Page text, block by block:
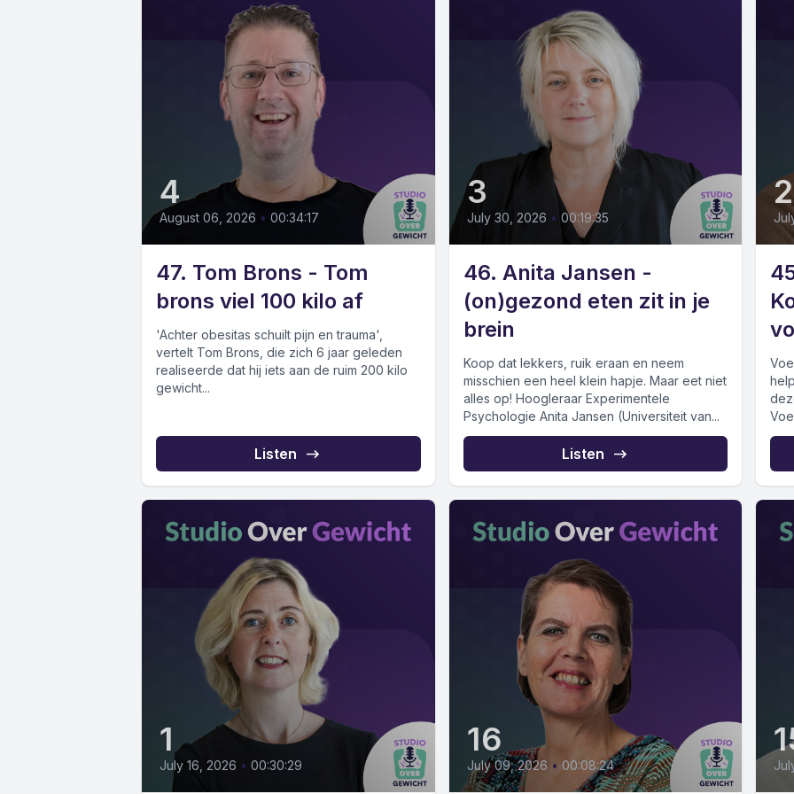
4
August 06, 2026 • 00:34:17
47. Tom Brons - Tom
brons viel 100 kilo af
'Achter obesitas schuilt pijn en trauma',
vertelt Tom Brons, die zich 6 jaar geleden
realiseerde dat hij iets aan de ruim 200 kilo
gewicht...
Listen
3
July 30, 2026 • 00:19:35
46. Anita Jansen -
(on)gezond eten zit in je
brein
Koop dat lekkers, ruik eraan en neem
misschien een heel klein hapje. Maar eet niet
alles op! Hoogleraar Experimentele
Psychologie Anita Jansen (Universiteit van...
Listen
2
1
July 16, 2026 • 00:30:29
16
July 09, 2026 • 00:08:24